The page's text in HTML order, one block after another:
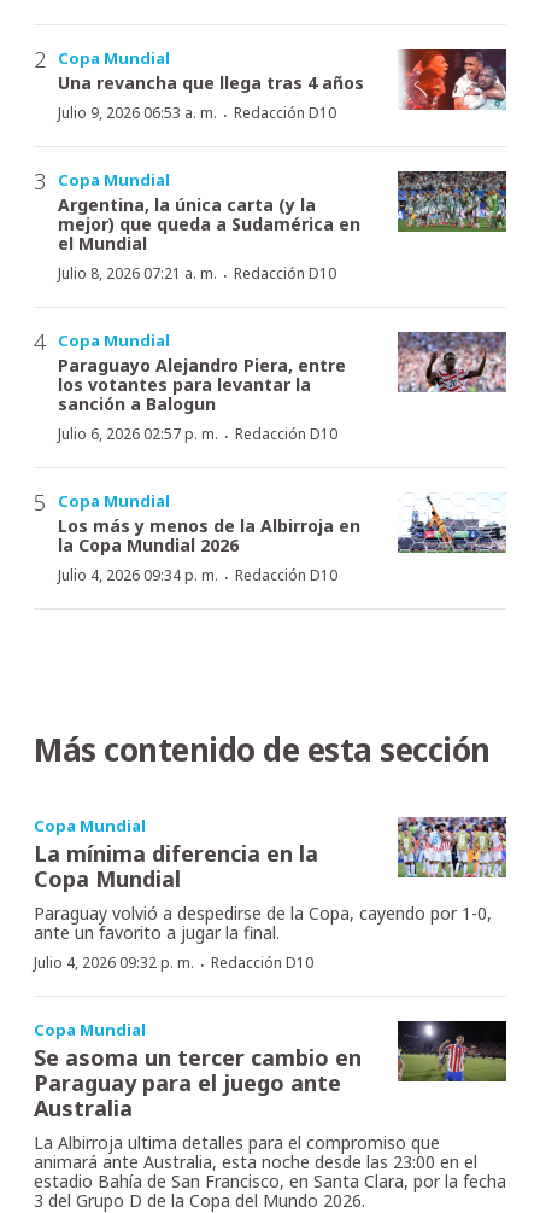
Copa Mundial
Una revancha que llega tras 4 años
Julio 9, 2026 06:53 a. m. · Redacción D10
Copa Mundial
Argentina, la única carta (y la
mejor) que queda a Sudamérica en
el Mundial
Julio 8, 2026 07:21 a. m. · Redacción D10
Copa Mundial
Paraguayo Alejandro Piera, entre
los votantes para levantar la
sanción a Balogun
Julio 6, 2026 02:57 p. m. · Redacción D10
Copa Mundial
Los más y menos de la Albirroja en
la Copa Mundial 2026
Julio 4, 2026 09:34 p. m. · Redacción D10
Más contenido de esta sección
Copa Mundial
La mínima diferencia en la
Copa Mundial
Paraguay volvió a despedirse de la Copa, cayendo por 1-0,
ante un favorito a jugar la final.
Julio 4, 2026 09:32 p. m. · Redacción D10
Copa Mundial
Se asoma un tercer cambio en
Paraguay para el juego ante
Australia
La Albirroja ultima detalles para el compromiso que
animará ante Australia, esta noche desde las 23:00 en el
estadio Bahía de San Francisco, en Santa Clara, por la fecha
3 del Grupo D de la Copa del Mundo 2026.